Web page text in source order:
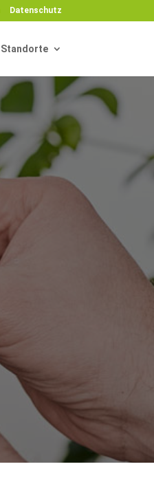
Datenschutz
Standorte